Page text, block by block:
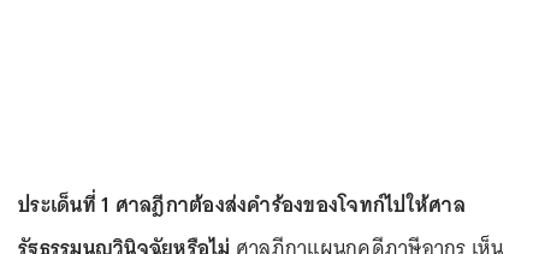
ประเด็นที่ 1 ศาลฎีกาต้องส่งคำร้องของโจทก์ไปให้ศาล